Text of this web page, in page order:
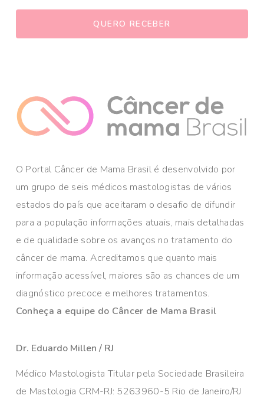
O Portal Câncer de Mama Brasil é desenvolvido por
um grupo de seis médicos mastologistas de vários
estados do país que aceitaram o desafio de difundir
para a população informações atuais, mais detalhadas
e de qualidade sobre os avanços no tratamento do
câncer de mama. Acreditamos que quanto mais
informação acessível, maiores são as chances de um
diagnóstico precoce e melhores tratamentos.
Conheça a equipe do Câncer de Mama Brasil
Dr. Eduardo Millen / RJ
Médico Mastologista Titular pela Sociedade Brasileira
de Mastologia CRM-RJ: 5263960-5 Rio de Janeiro/RJ